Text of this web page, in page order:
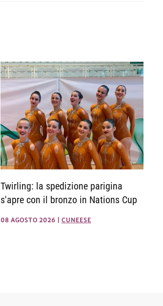
Twirling: la spedizione parigina
s'apre con il bronzo in Nations Cup
08 AGOSTO 2026 CUNEESE